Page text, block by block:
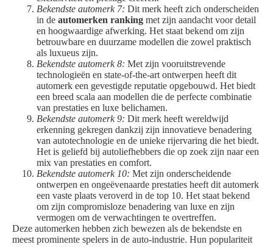
Bekendste automerk 7: Dit merk heeft zich onderscheiden
in de automerken ranking met zijn aandacht voor detail
en hoogwaardige afwerking. Het staat bekend om zijn
betrouwbare en duurzame modellen die zowel praktisch
als luxueus zijn.
Bekendste automerk 8: Met zijn vooruitstrevende
technologieën en state-of-the-art ontwerpen heeft dit
automerk een gevestigde reputatie opgebouwd. Het biedt
een breed scala aan modellen die de perfecte combinatie
van prestaties en luxe belichamen.
Bekendste automerk 9: Dit merk heeft wereldwijd
erkenning gekregen dankzij zijn innovatieve benadering
van autotechnologie en de unieke rijervaring die het biedt.
Het is geliefd bij autoliefhebbers die op zoek zijn naar een
mix van prestaties en comfort.
Bekendste automerk 10: Met zijn onderscheidende
ontwerpen en ongeëvenaarde prestaties heeft dit automerk
een vaste plaats veroverd in de top 10. Het staat bekend
om zijn compromisloze benadering van luxe en zijn
vermogen om de verwachtingen te overtreffen.
Deze automerken hebben zich bewezen als de bekendste en
meest prominente spelers in de auto-industrie. Hun populariteit